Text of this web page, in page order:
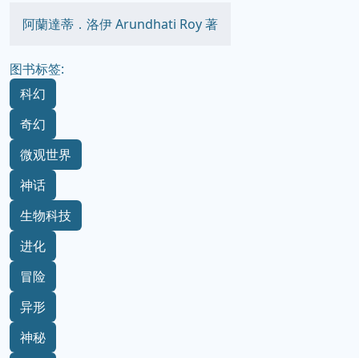
阿蘭達蒂．洛伊 Arundhati Roy 著
图书标签:
科幻
奇幻
微观世界
神话
生物科技
进化
冒险
异形
神秘